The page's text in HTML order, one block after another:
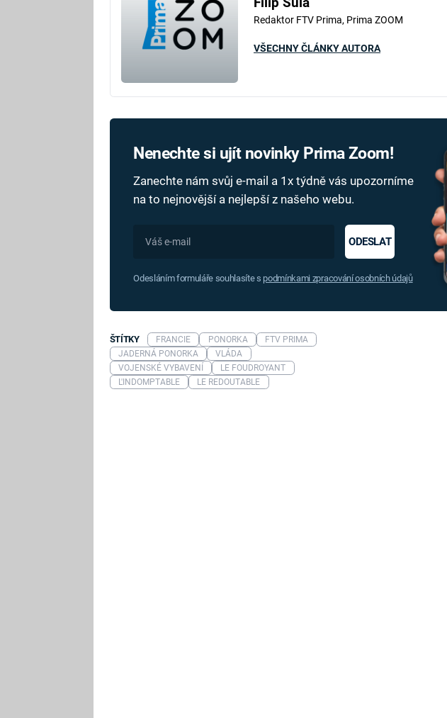
Redaktor FTV Prima, Prima ZOOM
VŠECHNY ČLÁNKY AUTORA
Nenechte si ujít novinky Prima Zoom!
Zanechte nám svůj e-mail a 1x týdně vás upozorníme
na to nejnovější a nejlepší z našeho webu.
ODESLAT
Odesláním formuláře souhlasíte s podmínkami zpracování osobních údajů
ŠTÍTKY FRANCIE PONORKA
FTV PRIMA
JADERNÁ PONORKA
VLÁDA
VOJENSKÉ VYBAVENÍ
LE FOUDROYANT
L'INDOMPTABLE
LE REDOUTABLE